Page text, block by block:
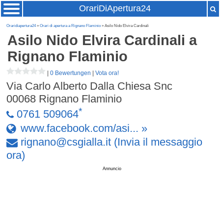
OrariDiApertura24
Oraridiapertura24»Orari di apertura a Rignano Flaminio » Asilo Nido Elvira Cardinali
Asilo Nido Elvira Cardinali a
Rignano Flaminio
|0 Bewertungen |Vota ora!
Via Carlo Alberto Dalla Chiesa Snc
00068 Rignano Flaminio
0761 509064*
www.facebook.com/asi... »
rignano@csgialla.it (Invia il messaggio
ora)
Annuncio